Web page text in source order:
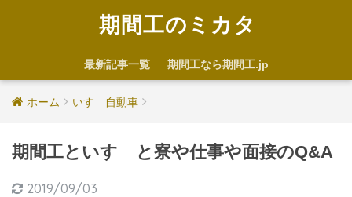
期間工のミカタ
最新記事一覧 期間工なら期間工.jp
ホーム いすゞ自動車
期間工といすゞと寮や仕事や面接のQ&A
2019/09/03